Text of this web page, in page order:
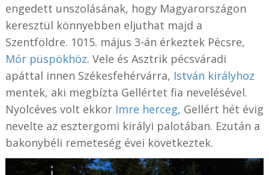
engedett unszolásának, hogy Magyarországon
keresztül könnyebben eljuthat majd a
Szentföldre. 1015. május 3-án érkeztek Pécsre,
Mór püspökhöz. Vele és Asztrik pécsváradi
apáttal innen Székesfehérvárra, István királyhoz
mentek, aki megbízta Gellértet fia nevelésével.
Nyolcéves volt ekkor Imre herceg, Gellért hét évig
nevelte az esztergomi királyi palotában. Ezután a
bakonybéli remeteség évei következtek.